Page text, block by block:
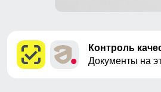
Контроль
Документы на